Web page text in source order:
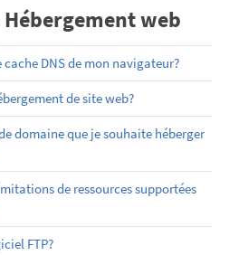
web
DNS de mon navigateur?
de site web?
domaine que je souhaite héberger
de ressources supportées
FTP?